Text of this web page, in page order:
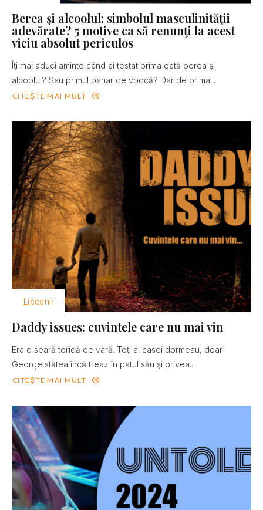
Berea şi alcoolul: simbolul masculinităţii
adevărate? 5 motive ca să renunţi la acest
viciu absolut periculos
Îţi mai aduci aminte când ai testat prima dată berea şi
alcoolul? Sau primul pahar de vodcă? Dar de prima...
CITEȘTE MAI MULT
Liceenii
Daddy issues: cuvintele care nu mai vin
Era o seară toridă de vară. Toţi ai casei dormeau, doar
George stătea încă treaz în patul său şi privea...
CITEȘTE MAI MULT